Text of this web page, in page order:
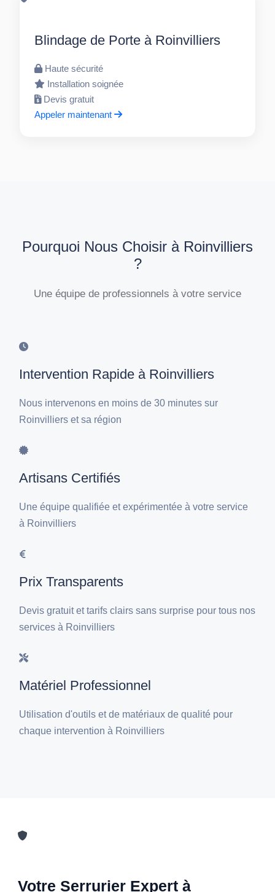
Blindage de Porte à Roinvilliers
Haute sécurité
Installation soignée
Devis gratuit
Appeler maintenant
Pourquoi Nous Choisir à Roinvilliers
?
Une équipe de professionnels à votre service
Intervention Rapide à Roinvilliers
Nous intervenons en moins de 30 minutes sur
Roinvilliers et sa région
Artisans Certifiés
Une équipe qualifiée et expérimentée à votre service
à Roinvilliers
Prix Transparents
Devis gratuit et tarifs clairs sans surprise pour tous nos
services à Roinvilliers
Matériel Professionnel
Utilisation d'outils et de matériaux de qualité pour
chaque intervention à Roinvilliers
Votre Serrurier Expert à